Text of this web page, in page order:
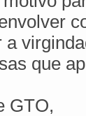
que
GTO,